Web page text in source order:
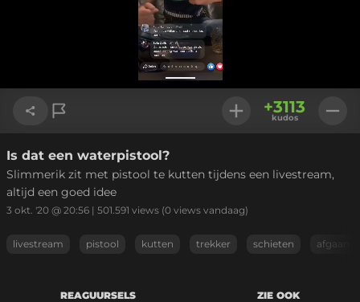
Geladen
100.00%
Link kopiëren
+3113
kudos
Is dat een waterpistool?
Slimmerik zit met pistool te kutten tijdens een livestream,
altijd een goed idee
3 okt. '20 @ 20:56 | 501.591 views (0 views vandaag)
livestream pistool kutten trekker schieten afgaan
REAGUURSELS ZIE OOK